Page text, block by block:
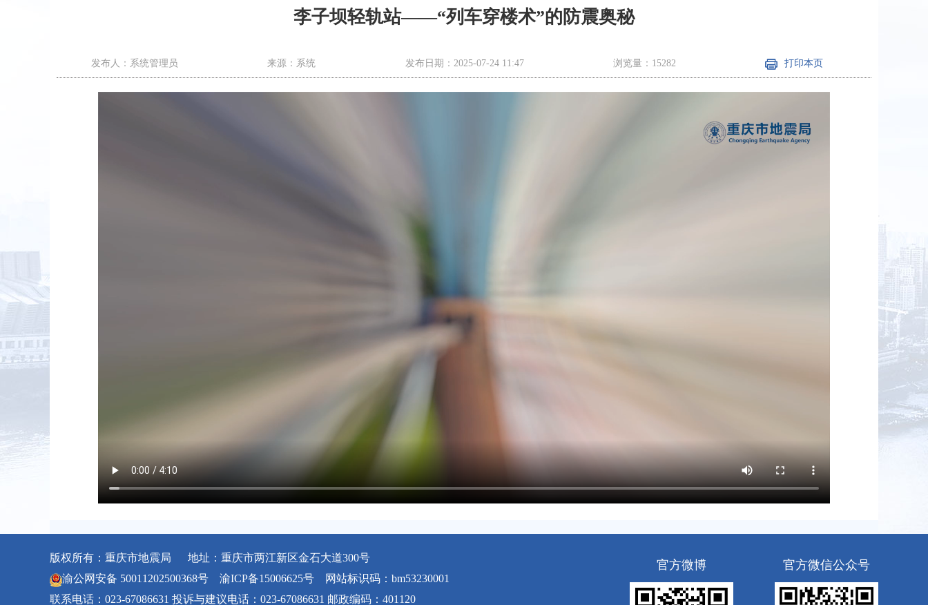
李子坝轻轨站——“列车穿楼术”的防震奥秘
发布人：系统管理员 来源：系统 发布日期：2025-07-24 11:47 浏览量：15282 打印本页
版权所有：重庆市地震局 地址：重庆市两江新区金石大道300号
渝公网安备 50011202500368号
渝ICP备15006625号 网站标识码：bm53230001
联系电话：023-67086631 投诉与建议电话：023-67086631 邮政编码：401120
官方微博 官方微信公众号